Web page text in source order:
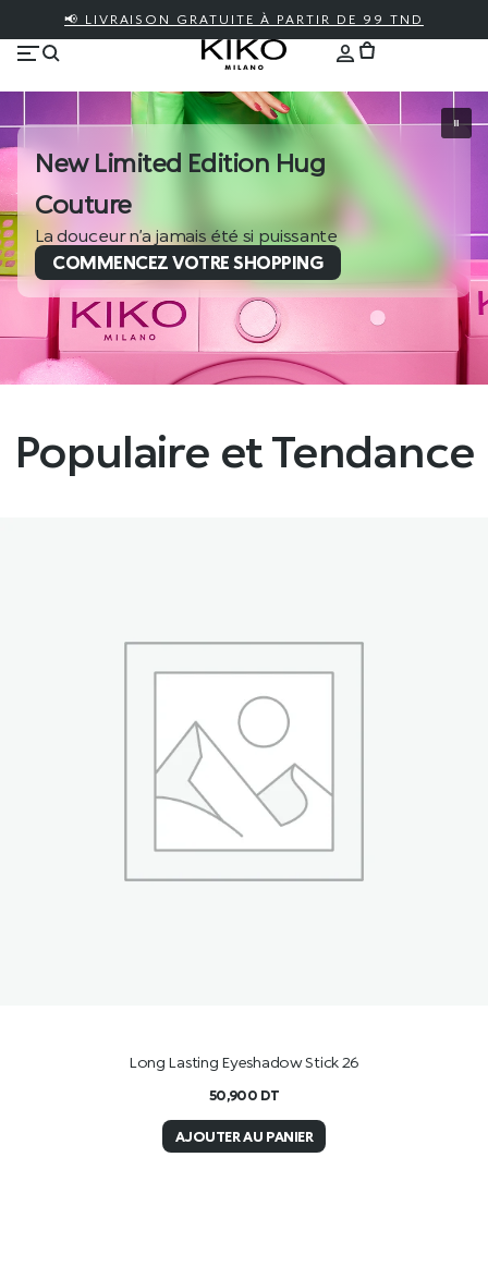
📢 LIVRAISON GRATUITE À PARTIR DE 99 TND
New Limited Edition Hug
Couture
La douceur n’a jamais été si puissante
COMMENCEZ VOTRE SHOPPING
Populaire et Tendance
Long Lasting Eyeshadow Stick 26
50,900 DT
AJOUTER AU PANIER